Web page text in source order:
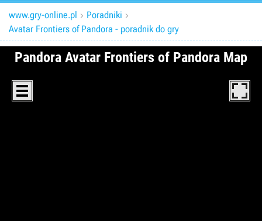
www.gry-online.pl  Poradniki 
Avatar Frontiers of Pandora - poradnik do gry